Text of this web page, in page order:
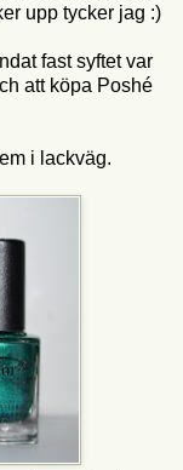
upp tycker jag :)
fast syftet var
att köpa Poshé
i lackväg.